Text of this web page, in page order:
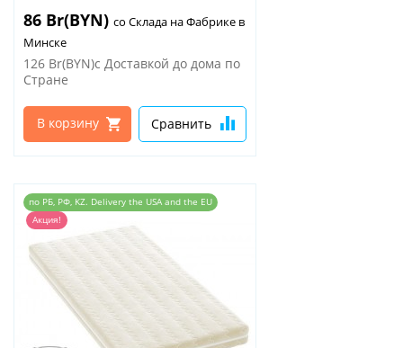
86 Br(BYN) со Склада на Фабрике в
Минске
126 Br(BYN)с Доставкой до дома по
Стране
В корзину Сравнить
по РБ, РФ, KZ. Delivery the USA and the EU
Акция!